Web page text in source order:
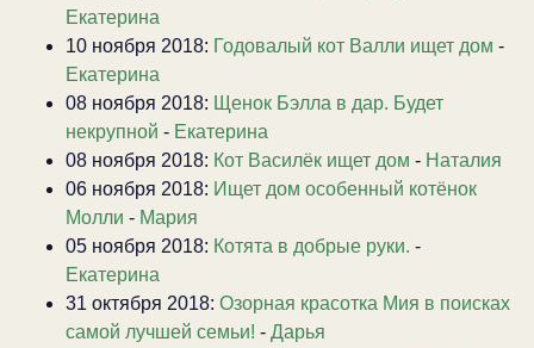
Екатерина
10 ноября 2018: Годовалый кот Валли ищет дом -
Екатерина
08 ноября 2018: Щенок Бэлла в дар. Будет
некрупной - Екатерина
08 ноября 2018: Кот Василёк ищет дом - Наталия
06 ноября 2018: Ищет дом особенный котёнок
Молли - Мария
05 ноября 2018: Котята в добрые руки. -
Екатерина
31 октября 2018: Озорная красотка Мия в поисках
самой лучшей семьи! - Дарья